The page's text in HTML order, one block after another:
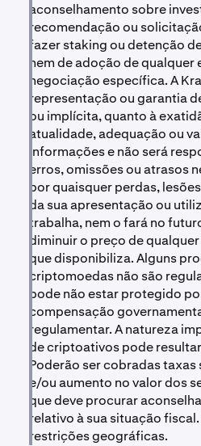
Os clientes que detenham
incentivados aefetuar o
suas participações antes da
remanescentes serão
com base nas condições
Nota:
Atualmente, vários destes
limitados ou inativos. Como
liquidação podem estar
preços de referência
podem resultar em lucros
liquidez insuficiente do
execução.
aconselhamento sobre
recomendação ou
fazer staking ou detenção
nem de adoção de qualquer
negociação específica. A
representação ou garantia
ou implícita, quanto à
atualidade, adequação ou
informações e não será
erros, omissões ou atrasos
por quaisquer perdas,
da sua apresentação ou
trabalha, nem o fará no
diminuir o preço de
que disponibiliza. Alguns
criptomoedas não são
pode não estar protegido
compensação
regulamentar. A natureza
de criptoativos pode
Poderão ser cobradas
e/ou aumento no valor dos
que deve procurar
relativo à sua situação
restrições geográficas.